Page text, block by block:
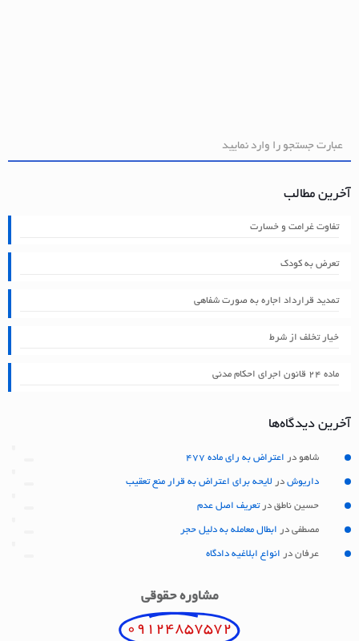
آخرین مطالب
تفاوت غرامت و خسارت
تعرض به کودک
تمدید قرارداد اجاره به صورت شفاهی
خیار تخلف از شرط
ماده ۲۴ قانون اجرای احکام مدنی
آخرین دیدگاه‌ها
شاهو در اعتراض به رای ماده 477
داریوش در لایحه برای اعتراض به قرار منع تعقیب
حسین ناطق درتعریف اصل عدم
مصطفی در ابطال معامله به دلیل حجر
عرفان در انواع ابلاغیه دادگاه
مشاوره حقوقی
09124857572